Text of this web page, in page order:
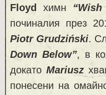
Floyd
химн
починалия през
Piotr Grudziński.
Down Below”, в
докато Mariusz
понесени на